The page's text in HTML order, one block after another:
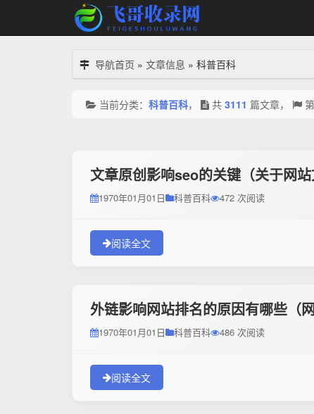
导航首页 » 文章信息 » 科普百科
当前分类： 科普百科， 共 3111 篇文章， 第
文章原创影响seo的关键（关于网站
1970年01月01日 科普百科 472 次阅读
阅读全文
外链影响网站排名的原因有哪些（
1970年01月01日 科普百科 486 次阅读
阅读全文